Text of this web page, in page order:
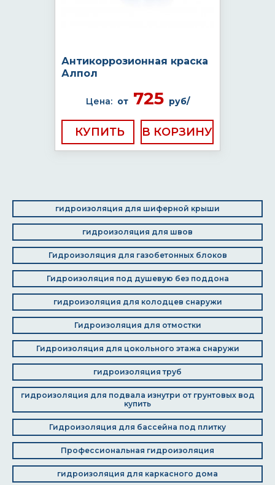
Антикоррозионная краска
Алпол
Цена: от725 руб/
КУПИТЬ
гидроизоляция для шиферной крыши
гидроизоляция для швов
Гидроизоляция для газобетонных блоков
Гидроизоляция под душевую без поддона
гидроизоляция для колодцев снаружи
Гидроизоляция для отмостки
Гидроизоляция для цокольного этажа снаружи
гидроизоляция труб
гидроизоляция для подвала изнутри от грунтовых вод
купить
Гидроизоляция для бассейна под плитку
Профессиональная гидроизоляция
гидроизоляция для каркасного дома